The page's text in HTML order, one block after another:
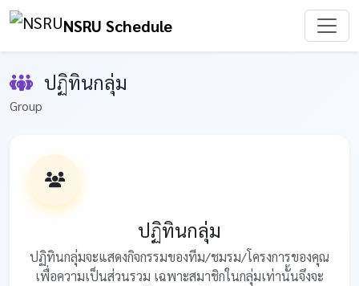
NSRU Schedule
ปฏิทินกลุ่ม
Group
ปฏิทินกลุ่ม
ปฏิทินกลุ่มจะแสดงกิจกรรมของทีม/ชมรม/โครงการของคุณ
เพื่อความเป็นส่วนรวม เฉพาะสมาชิกในกลุ่มเท่านั้นจึงจะ